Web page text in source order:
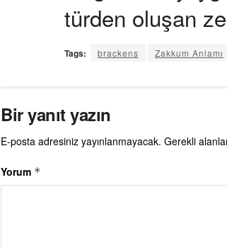
türden oluşan
Tags: brackens Zakkum Anlamı
Bir yanıt yazın
E-posta adresiniz yayınlanmayacak. Gerekli
Yorum *